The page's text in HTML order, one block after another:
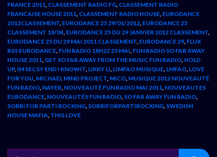
FRANCE 2011 CLASSEMENT RADIO FG CLASSEMENT RADIO
FRANCAISE HOUSE 2011 CLASSEMENT RADIO HOUSE EURODANCE
2012CLASSEMENT EURODANCE 25 29/01/2012 EURODANCE 25
CLASSEMENT 18/04 EURODANCE 25 DU 29 JANVIER 2012 CLASSEMENT
EURODANCE 25 DU 29 MAI 2011 CLASSEMENT EURODANCE 29 FLUX
RSS EURODANCE FUN RADIO 18H22 25 MAI FUN RADIO SO FAR AWAY
HOUSE 2011 GET SO FAR AWAY FROM THE MUSIC FUN RADIO HOLD
UP, IM SECSY END I KNOWIT LIKKY LI LIMFAO MUSIQUE LMFAO LOVE
FOR YOU MICHAEL MIND PROJECT MICO MUSIQUE 2012 NOUVEAUTÉ
FUN RADIO NAYER NOUVEAUTÉ FUN RADIO MAI 2011 NOUVEAUTES
EURODANCE NOUVEAUTÉS FUN RADIO SO FAR AWAY FUN RADIO
SORRI FOR PARTI ROCKING SORRIFORPARTIROCKING SWEDISH
HOUSE MAFIA THIS LOVE